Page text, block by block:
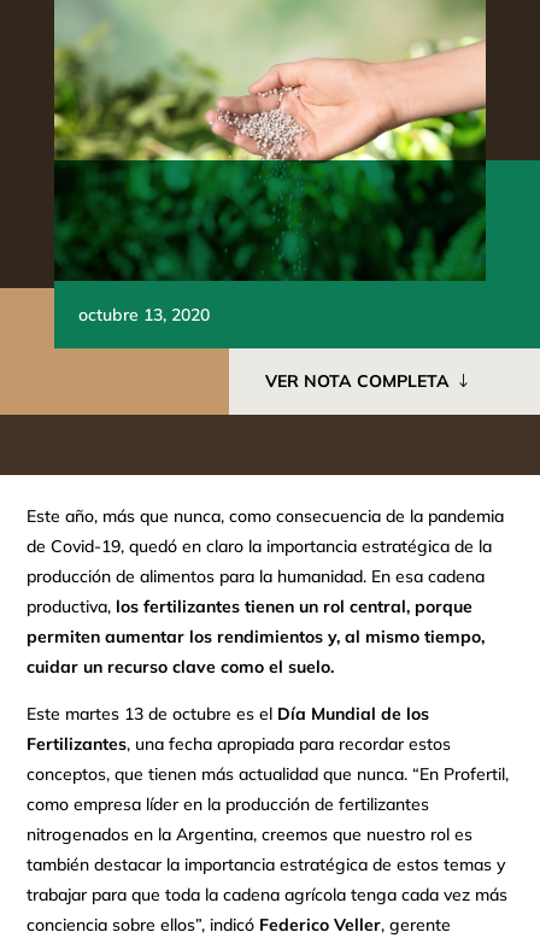
octubre 13, 2020
VER NOTA COMPLETA
Este año, más que nunca, como consecuencia de la pandemia
de Covid-19, quedó en claro la importancia estratégica de la
producción de alimentos para la humanidad. En esa cadena
productiva, los fertilizantes tienen un rol central, porque
permiten aumentar los rendimientos y, al mismo tiempo,
cuidar un recurso clave como el suelo.
Este martes 13 de octubre es el Día Mundial de los
Fertilizantes, una fecha apropiada para recordar estos
conceptos, que tienen más actualidad que nunca. “En Profertil,
como empresa líder en la producción de fertilizantes
nitrogenados en la Argentina, creemos que nuestro rol es
también destacar la importancia estratégica de estos temas y
trabajar para que toda la cadena agrícola tenga cada vez más
conciencia sobre ellos”, indicó Federico Veller, gerente